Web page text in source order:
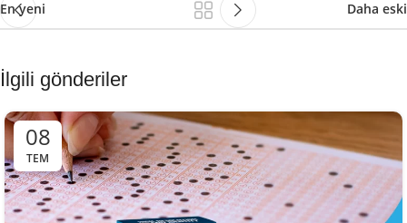
En yeni Daha eski
İlgili gönderiler
08
TEM